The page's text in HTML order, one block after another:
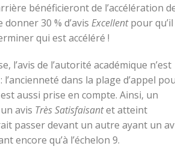
bénéficieront de l’accélération
30 % d’avisExcellentpour qu’il
qui est accéléré !
l’avis de l’autorité académique n’est
l’ancienneté dans la plage d’appel
aussi prise en compte. Ainsi, un
avis Très Satisfaisantet atteint
passer devant un autre ayant un
encore qu’à l’échelon 9.